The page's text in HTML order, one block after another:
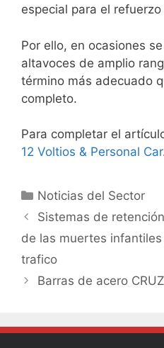
especial para el
Por ello, en ocasiones
altavoces de amplio
término más adecuado
completo.
Para completar el
12 Voltios & Personal Car
Noticias del Sector
Sistemas de
de las muertes
trafico
Barras de acero